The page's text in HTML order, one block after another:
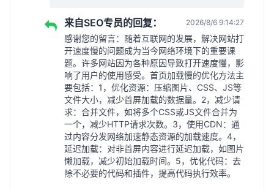
来自SEO专员的回复： 2026/8/6 9:14:27
感谢您的留言：随着互联网的发展，解决网站打
开速度慢的问题成为当今网络环境下的重要课
题。许多网站因为各种原因导致打开速度慢，影
响了用户的使用感受。首页加载慢的优化方法主
要包括：1，优化资源：压缩图片、CSS、JS等
文件大小，减少首屏加载的数据量。2，减少请
求：合并文件，如将多个CSS或JS文件合并为
一个，减少HTTP请求次数。3，使用CDN：通
过内容分发网络加速静态资源的加载速度。4，
延迟加载：对非首屏内容进行延迟加载，如图片
懒加载，减少初始加载时间。5，优化代码：去
除不必要的代码和插件，提高代码执行效率。